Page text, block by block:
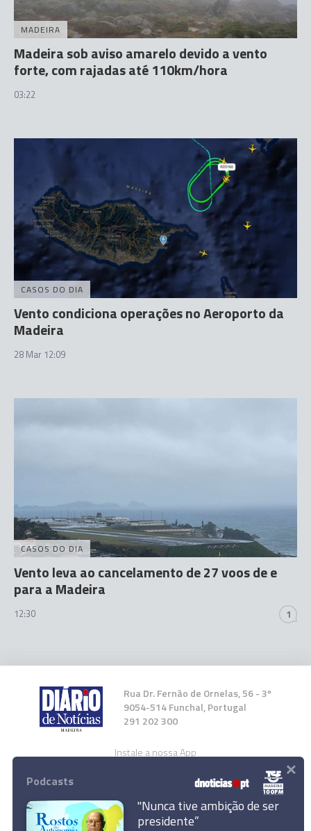
MADEIRA
Madeira sob aviso amarelo devido a vento
forte, com rajadas até 110km/hora
03:22
CASOS DO DIA
Vento condiciona operações no Aeroporto da
Madeira
28 Mar 12:09
CASOS DO DIA
Vento leva ao cancelamento de 27 voos de e
para a Madeira
12:30 1
Rua Dr. Fernão de Ornelas, 56 - 3º
9054-514 Funchal, Portugal
291 202 300
Instale a nossa App
Podcasts
"Nunca tive ambição de ser
presidente”
×